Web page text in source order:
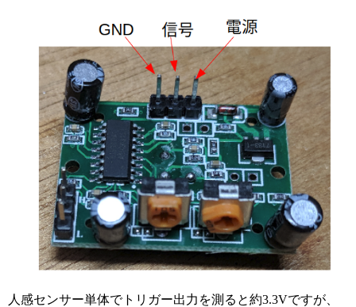
人感センサー単体でトリガー出力を測ると約3.3Vですが、